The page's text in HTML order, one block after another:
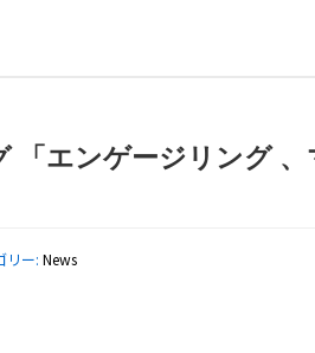
「エンゲージリング 、
リー: News